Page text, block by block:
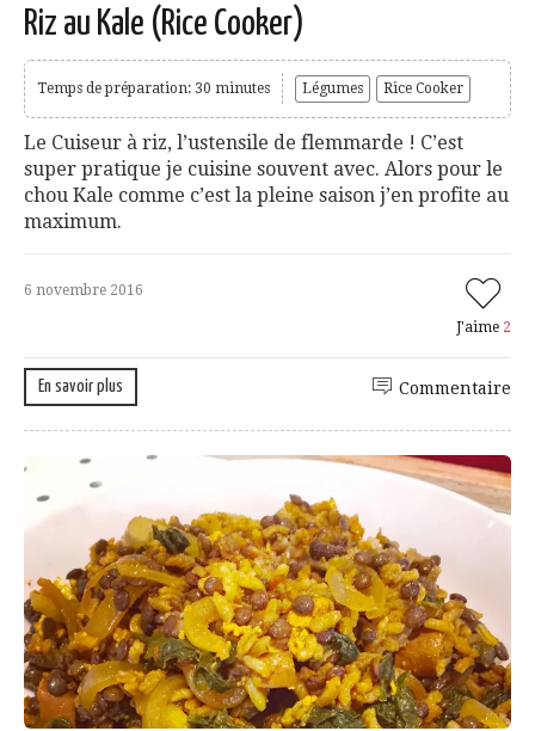
Riz au Kale (Rice Cooker)
Temps de préparation: 30 minutes Légumes Rice Cooker
Le Cuiseur à riz, l’ustensile de flemmarde ! C’est
super pratique je cuisine souvent avec. Alors pour le
chou Kale comme c’est la pleine saison j’en profite au
maximum.
6 novembre 2016
J'aime 2
En savoir plus Commentaire